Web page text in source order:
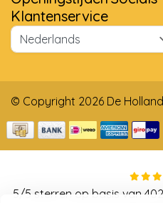
Klantenservice
© Copyright 2026 De
5 /5 sterren op basis van